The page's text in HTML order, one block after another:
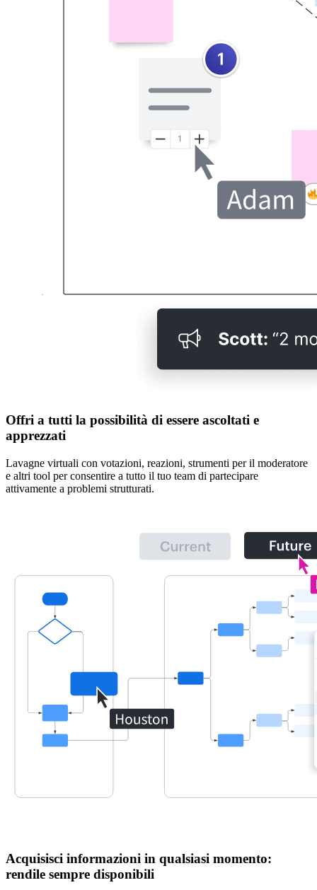
Offri a tutti la possibilità di essere ascoltati e
apprezzati
Lavagne virtuali con votazioni, reazioni, strumenti per il moderatore
e altri tool per consentire a tutto il tuo team di partecipare
attivamente a problemi strutturati.
Acquisisci informazioni in qualsiasi momento:
rendile sempre disponibili